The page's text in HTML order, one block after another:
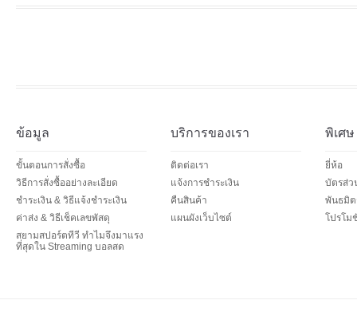
ข้อมูล
ขั้นตอนการสั่งซื้อ
วิธีการสั่งซื้ออย่างละเอียด
ชำระเงิน & วิธีแจ้งชำระเงิน
ค่าส่ง & วิธีเช็คเลขพัสดุ
สยามสปอร์ตทีวี ทำไมจึงมาแรง
ที่สุดใน Streaming บอลสด
บริการของเรา
ติดต่อเรา
แจ้งการชำระเงิน
คืนสินค้า
แผนผังเว็บไซต์
พิเศษ
ยี่ห้อ
บัตรส่ว
พันธมิต
โปรโม